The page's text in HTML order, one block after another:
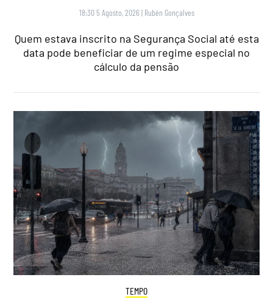
18:30 5 Agosto, 2026 | Rubén Gonçalves
Quem estava inscrito na Segurança Social até esta
data pode beneficiar de um regime especial no
cálculo da pensão
TEMPO